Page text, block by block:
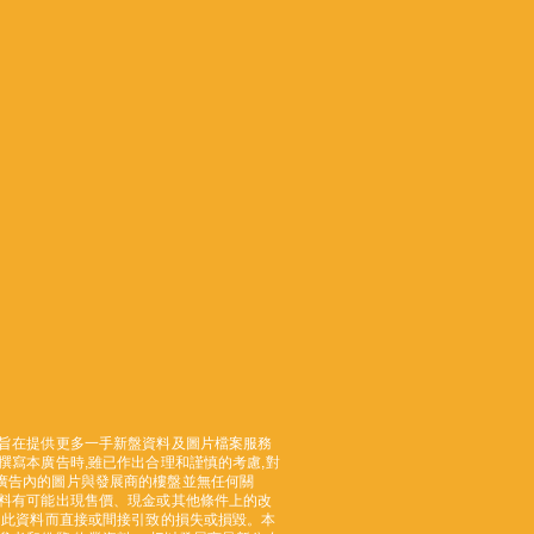
在提供更多一手新盤資料及圖片檔案服務
寫本廣告時,雖已作出合理和謹慎的考慮,對
內的圖片與發展商的樓盤並無任何關
有可能出現售價、現金或其他條件上的改
資料而直接或間接引致的損失或損毀。本